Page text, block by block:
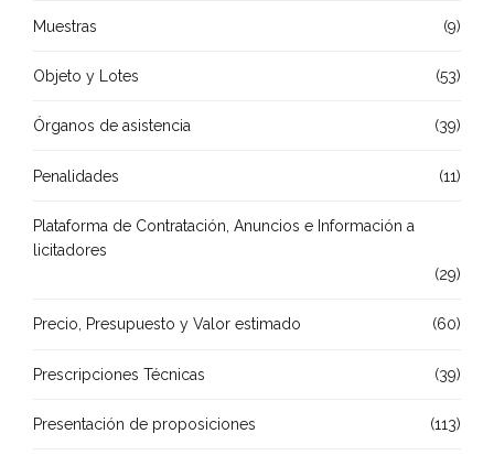
Muestras (9)
Objeto y Lotes (53)
Órganos de asistencia (39)
Penalidades (11)
Plataforma de Contratación, Anuncios e Información a
licitadores
(29)
Precio, Presupuesto y Valor estimado (60)
Prescripciones Técnicas (39)
Presentación de proposiciones (113)